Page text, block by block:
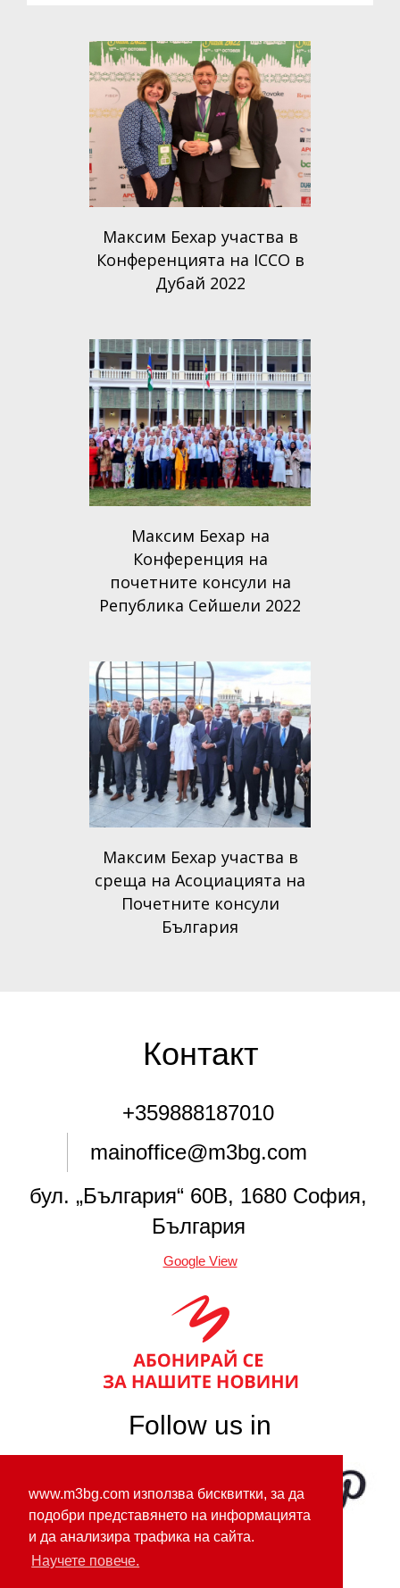
www.m3bg.com използва бисквитки, за да
подобри представянето на информацията
и да анализира трафика на сайта.
Научете повече.
Максим Бехар участва в
Конференцията на ICCO в
Дубай 2022
Максим Бехар на
Конференция на
почетните консули на
Република Сейшели 2022
Максим Бехар участва в
среща на Асоциацията на
Почетните консули
България
Контакт
+359888187010
mainoffice@m3bg.com
бул. „България“ 60В, 1680 София,
България
Google View
Follow us in